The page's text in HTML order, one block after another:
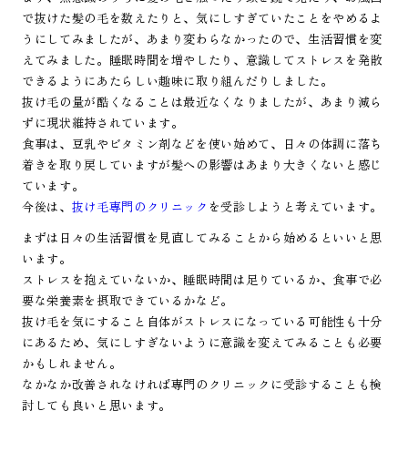
で抜けた髪の毛を数えたりと、気にしすぎていたことをやめるよ
うにしてみましたが、あまり変わらなかったので、生活習慣を変
えてみました。睡眠時間を増やしたり、意識してストレスを発散
できるようにあたらしい趣味に取り組んだりしました。
抜け毛の量が酷くなることは最近なくなりましたが、あまり減ら
ずに現状維持されています。
食事は、豆乳やビタミン剤などを使い始めて、日々の体調に落ち
着きを取り戻していますが髪への影響はあまり大きくないと感じ
ています。
今後は、 抜け毛専門のクリニック を受診しようと考えています。
まずは日々の生活習慣を見直してみることから始めるといいと思
います。
ストレスを抱えていないか、睡眠時間は足りているか、食事で必
要な栄養素を摂取できているかなど。
抜け毛を気にすること自体がストレスになっている可能性も十分
にあるため、気にしすぎないように意識を変えてみることも必要
かもしれません。
なかなか改善されなければ専門のクリニックに受診することも検
討しても良いと思います。